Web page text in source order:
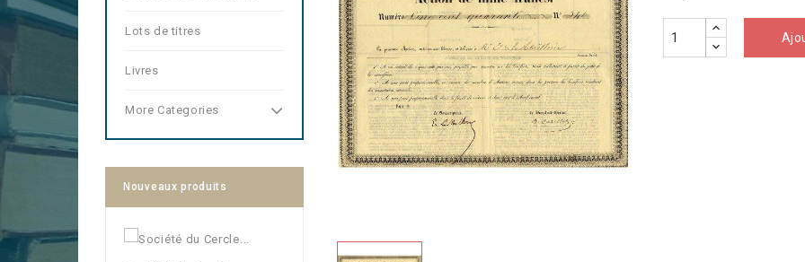
Lots de titres
Livres
More Categories
Nouveaux produits